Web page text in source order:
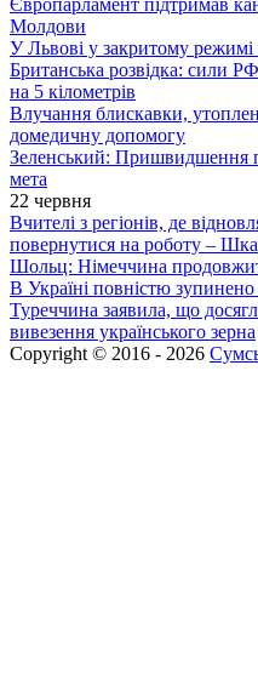
Європарламент підтримав
Молдови
У Львові у закритому
Британська розвідка: сили
на 5 кілометрів
Влучання блискавки,
домедичну допомогу
Зеленський: Пришвидшення
мета
22 червня
Вчителі з регіонів, де
повернутися на роботу –
Шольц: Німеччина
В Україні повністю
Туреччина заявила, що
вивезення українського зерна
Copyright © 2016 - 2026